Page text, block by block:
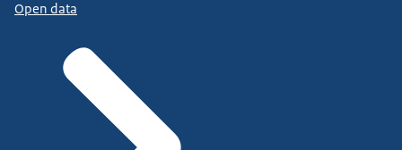
Open data